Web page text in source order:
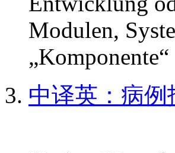
Modulen,
„Komponente“
中译英：病